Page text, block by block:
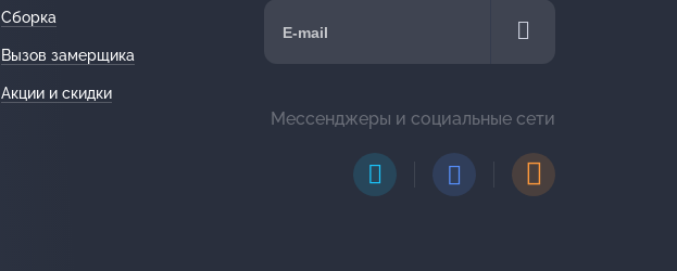
Сборка
Вызов замерщика
Акции и скидки
Мессенджеры и социальные сети